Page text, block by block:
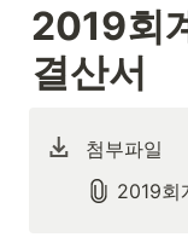
2019회
결산서
첨부파일